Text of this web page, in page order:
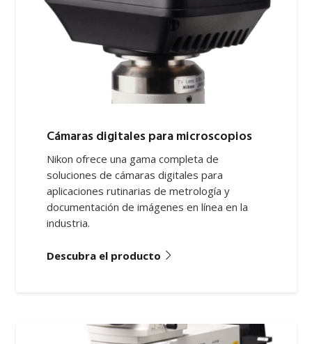
Cámaras digitales para microscopios
Nikon ofrece una gama completa de
soluciones de cámaras digitales para
aplicaciones rutinarias de metrología y
documentación de imágenes en línea en la
industria.
Descubra el producto